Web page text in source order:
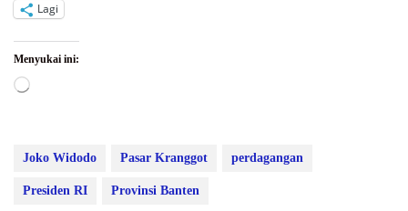
Lagi
Menyukai ini:
Memuat...
Joko Widodo Pasar Kranggot perdagangan
Presiden RI Provinsi Banten